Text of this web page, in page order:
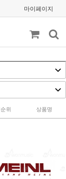
마이페이지
위 상품명